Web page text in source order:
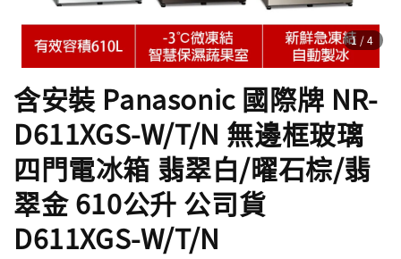
1 /4
含安裝 Panasonic 國際牌 NR-
D611XGS-W/T/N 無邊框玻璃
四門電冰箱 翡翠白/曜石棕/翡
翠金 610公升 公司貨
D611XGS-W/T/N